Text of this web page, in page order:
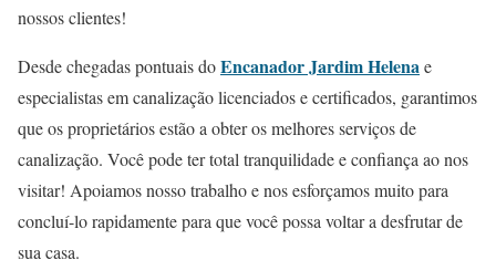
nossos clientes!
Desde chegadas pontuais doEncanador Jardim Helenae
especialistas em canalização licenciados e certificados, garantimos
que os proprietários estão a obter os melhores serviços de
canalização. Você pode ter total tranquilidade e confiança ao nos
visitar! Apoiamos nosso trabalho e nos esforçamos muito para
concluí-lo rapidamente para que você possa voltar a desfrutar de
sua casa.